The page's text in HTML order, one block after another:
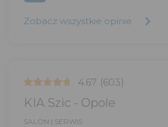
Zobacz wszystkie opinie
4.67 (603)
KIA Szic - Opole
SALON | SERWIS